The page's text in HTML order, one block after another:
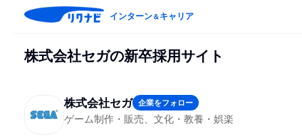
インターン＆キャリア
株式会社セガの新卒採用サイト
株式会社セガ 企業をフォロー
ゲーム制作・販売、文化・教養・娯楽